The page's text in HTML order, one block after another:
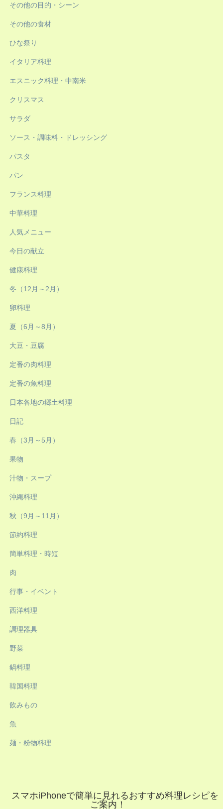
その他の目的・シーン
その他の食材
ひな祭り
イタリア料理
エスニック料理・中南米
クリスマス
サラダ
ソース・調味料・ドレッシング
パスタ
パン
フランス料理
中華料理
人気メニュー
今日の献立
健康料理
冬（12月～2月）
卵料理
夏（6月～8月）
大豆・豆腐
定番の肉料理
定番の魚料理
日本各地の郷土料理
日記
春（3月～5月）
果物
汁物・スープ
沖縄料理
秋（9月～11月）
節約料理
簡単料理・時短
肉
行事・イベント
西洋料理
調理器具
野菜
鍋料理
韓国料理
飲みもの
魚
麺・粉物料理
スマホiPhoneで簡単に見れるおすすめ料理レシピを
ご案内！